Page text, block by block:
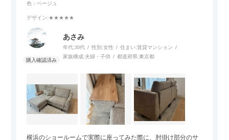
色：ベージュ
デザイン:★★★★★
あさみ
年代:30代 性別:女性 住まい:賃貸マンション
家族構成:夫婦・子供 都道府県:東京都
横浜のショールームで実際に座ってみた際に、肘掛け部分のサ